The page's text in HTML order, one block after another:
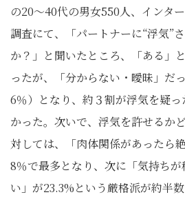
の20〜40代の男女550人、インタ
調査にて、「パートナーに“浮気”
か？」と聞いたところ、「ある」
ったが、「分からない・曖昧」だ
6％）となり、約３割が浮気を疑
かった。次いで、浮気を許せるか
対しては、「肉体関係があったら
8％で最多となり、次に「気持ち
い」が23.3%という厳格派が約半